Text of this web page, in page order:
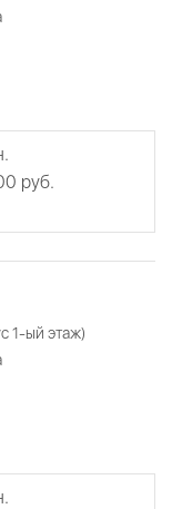
руб.
1-ый этаж)